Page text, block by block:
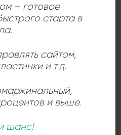
People
960,00₽
Продано
– готовое
старта в
сайтом,
и т.д.
,
и выше.
шанс!